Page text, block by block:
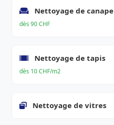
Nettoyage de canape
dès 90 CHF
Nettoyage de tapis
dès 10 CHF/m2
Nettoyage de vitres